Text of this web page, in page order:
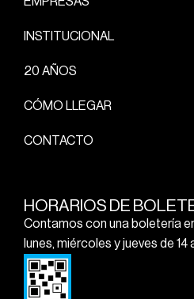
INSTITUCIONAL
20 AÑOS
CÓMO LLEGAR
CONTACTO
HORARIOS DE
Contamos con una boletería
lunes, miércoles y jueves de 14